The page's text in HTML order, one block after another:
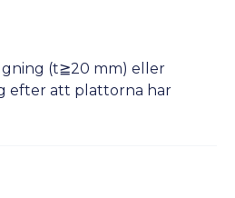
(t≧20 mm) eller
efter att plattorna har